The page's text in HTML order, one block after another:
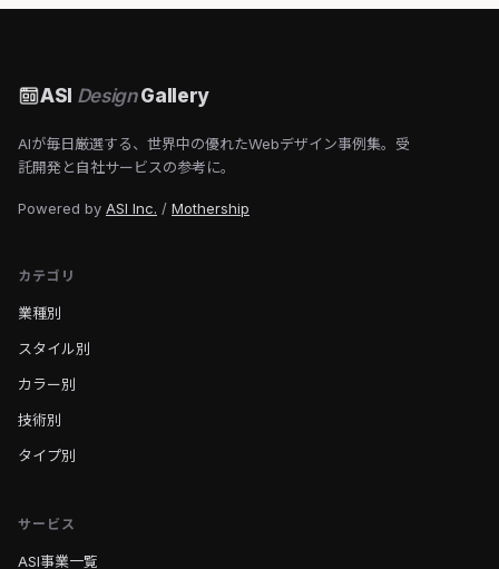
ASI DesignGallery
AIが毎日厳選する、世界中の優れたWebデザイン事例集。受
託開発と自社サービスの参考に。
Powered by ASI Inc. / Mothership
カテゴリ
業種別
スタイル別
カラー別
技術別
タイプ別
サービス
ASI事業一覧